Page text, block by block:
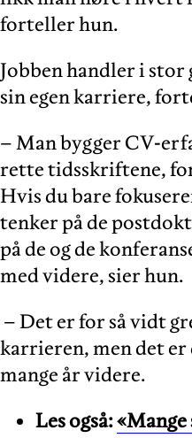
forteller hun.
Jobben handler i stor
sin egen karriere,
– Man bygger CV-
rette tidsskriftene,
Hvis du bare
tenker på de
på de og de
med videre, sier hun.
– Det er for så vidt
karrieren, men det
mange år videre.
Les også:«Mange